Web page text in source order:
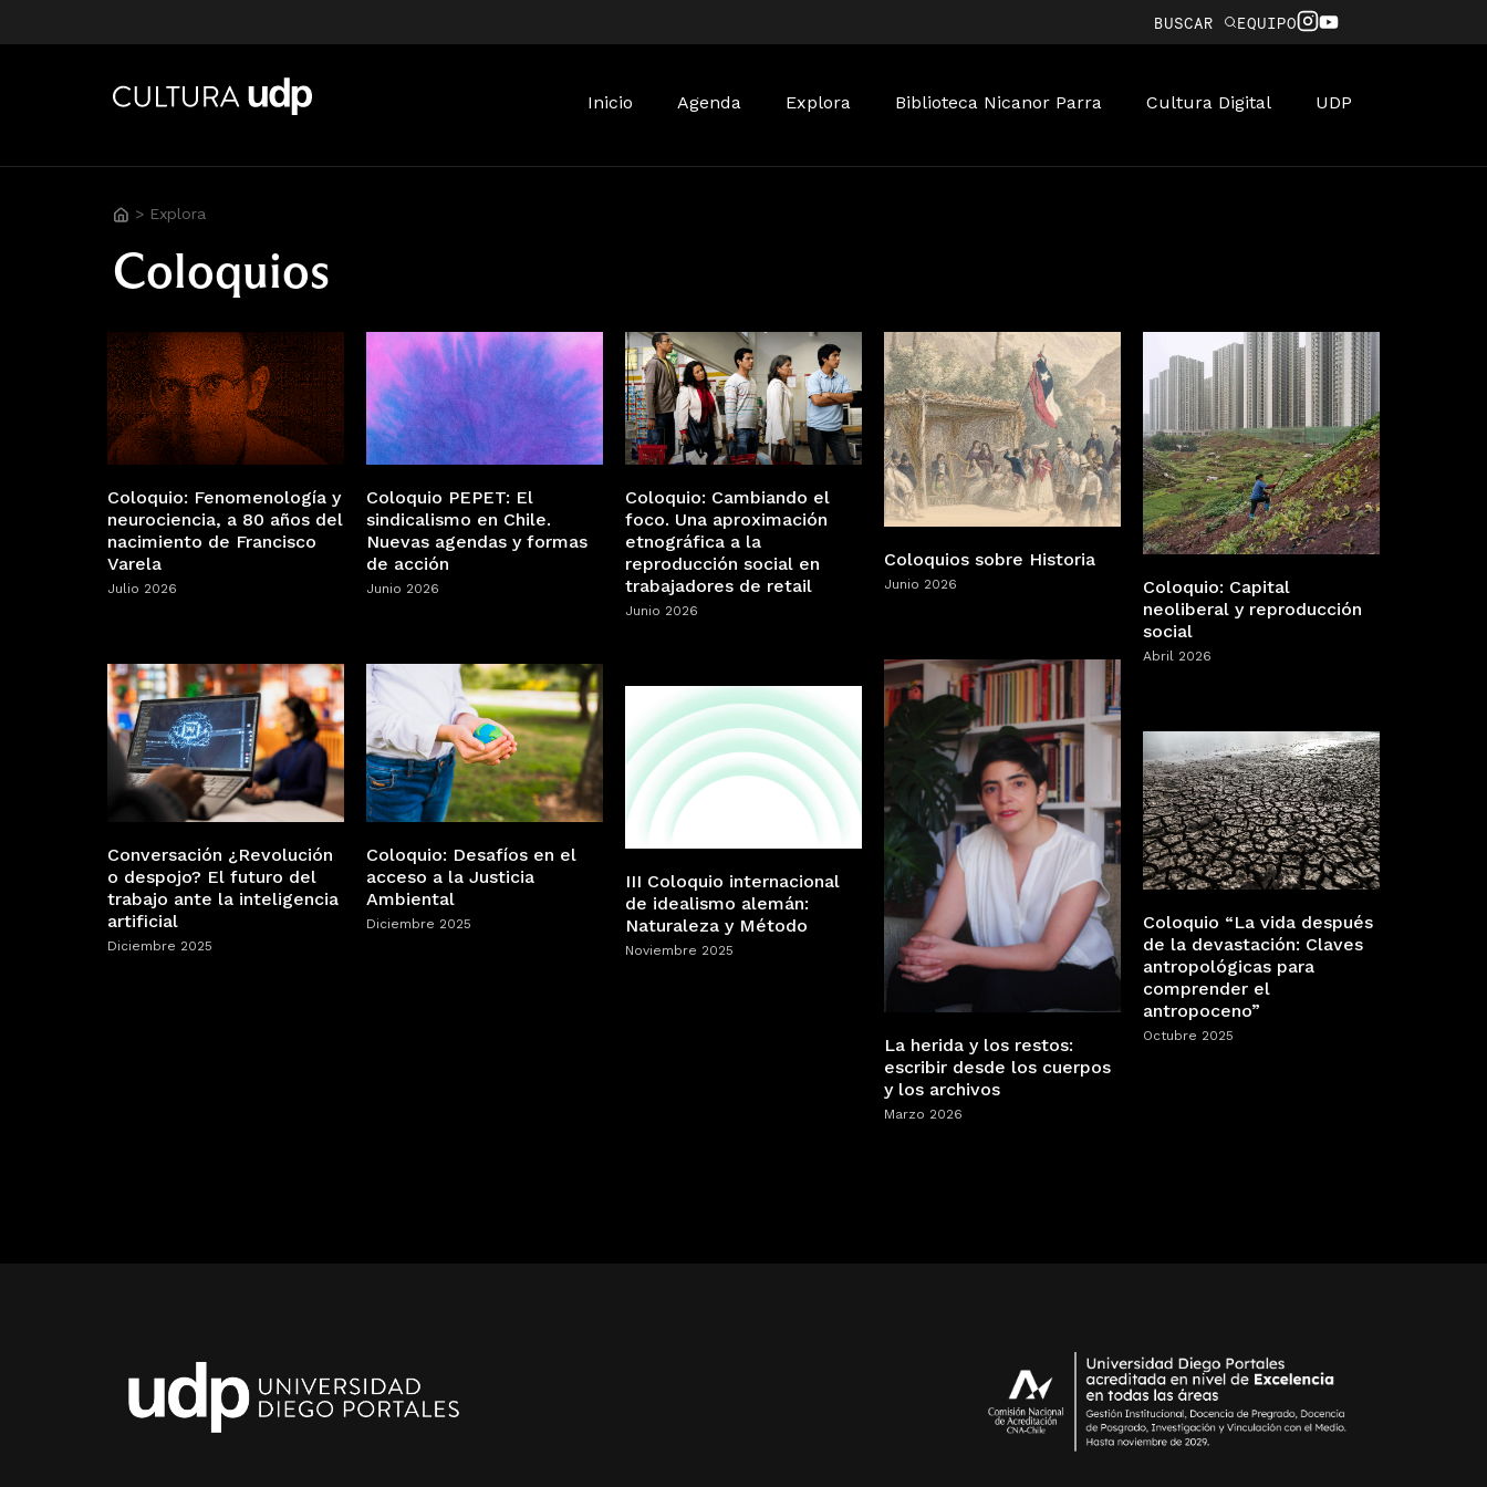
BUSCAR EQUIPO
Inicio Agenda Explora Biblioteca Nicanor Parra Cultura Digital UDP
> Explora
Coloquios
Coloquio: Fenomenología y
neurociencia, a 80 años del
nacimiento de Francisco
Varela
Julio 2026
Coloquio PEPET: El
sindicalismo en Chile.
Nuevas agendas y formas
de acción
Junio 2026
Coloquio: Cambiando el
foco. Una aproximación
etnográfica a la
reproducción social en
trabajadores de retail
Junio 2026
Coloquios sobre Historia
Junio 2026
Coloquio: Capital
neoliberal y reproducción
social
Abril 2026
La herida y los restos:
escribir desde los cuerpos
y los archivos
Marzo 2026
Coloquio: Desafíos en el
acceso a la Justicia
Ambiental
Diciembre 2025
Conversación ¿Revolución
o despojo? El futuro del
trabajo ante la inteligencia
artificial
Diciembre 2025
III Coloquio internacional
de idealismo alemán:
Naturaleza y Método
Noviembre 2025
Coloquio “La vida después
de la devastación: Claves
antropológicas para
comprender el
antropoceno”
Octubre 2025